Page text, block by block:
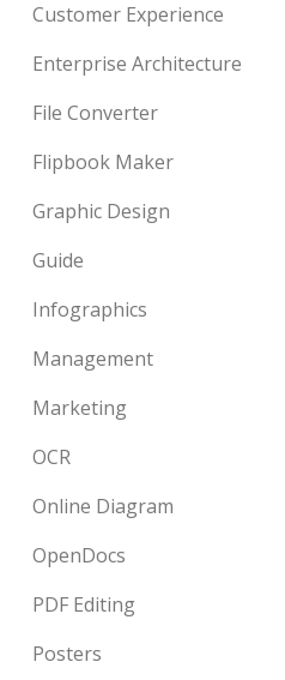
Customer Experience
Enterprise Architecture
File Converter
Flipbook Maker
Graphic Design
Guide
Infographics
Management
Marketing
OCR
Online Diagram
OpenDocs
PDF Editing
Posters